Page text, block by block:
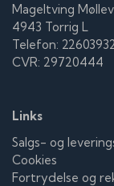
Mageltving
4943 Torrig L
Telefon: 22603932
CVR: 29720444
Links
Salgs- og
Cookies
Fortrydelse og